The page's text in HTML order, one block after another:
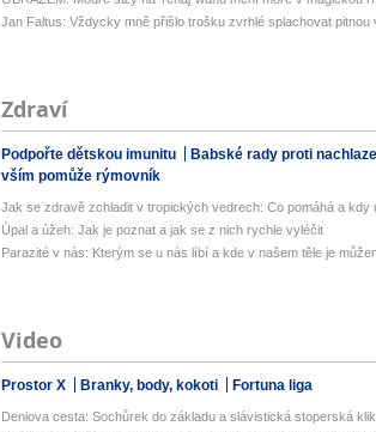
Jan Faltus: Vždycky mně přišlo trošku zvrhlé splachovat pitnou
Zdraví
Podpořte dětskou imunitu
Babské rady proti
vším pomůže rýmovník
Jak se zdravě zchladit v tropických vedrech: Co pomáhá a kdy
Úpal a úžeh: Jak je poznat a jak se z nich rychle vyléčit
Parazité v nás: Kterým se u nás líbí a kde v našem těle je
Video
Prostor X Branky, body, kokoti Fortuna liga
Deniova cesta: Sochůrek do základu a slávistická stoperská